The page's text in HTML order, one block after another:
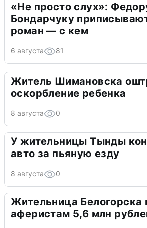
«Не просто слух»:
Бондарчуку
роман — с кем
6 августа 81
Житель Шимановска
оскорбление ребенка
8 августа 0
У жительницы Тынды
авто за пьяную езду
8 августа 0
Жительница Белогорска
аферистам 5,6 млн